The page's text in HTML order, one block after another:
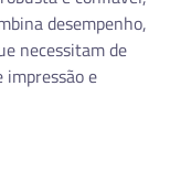
desempenho,
necessitam de
impressão e